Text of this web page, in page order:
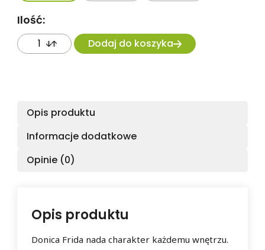
Ilość:
Dodaj do koszyka
Opis produktu
Informacje dodatkowe
Opinie (0)
Opis produktu
Donica Frida nada charakter każdemu wnętrzu.